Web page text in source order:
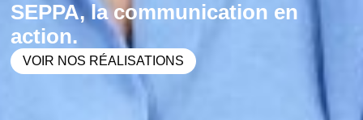
SEPPA, la communication en
action.
VOIR NOS RÉALISATIONS